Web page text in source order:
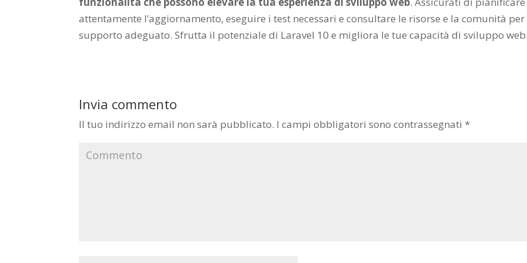
attentamente l’aggiornamento, eseguire i test necessari e consultare le risorse e la comunità
supporto adeguato. Sfrutta il potenziale di Laravel 10 e migliora le tue capacità di sviluppo
Invia commento
Il tuo indirizzo email non sarà pubblicato. I campi obbligatori sono contrassegnati *